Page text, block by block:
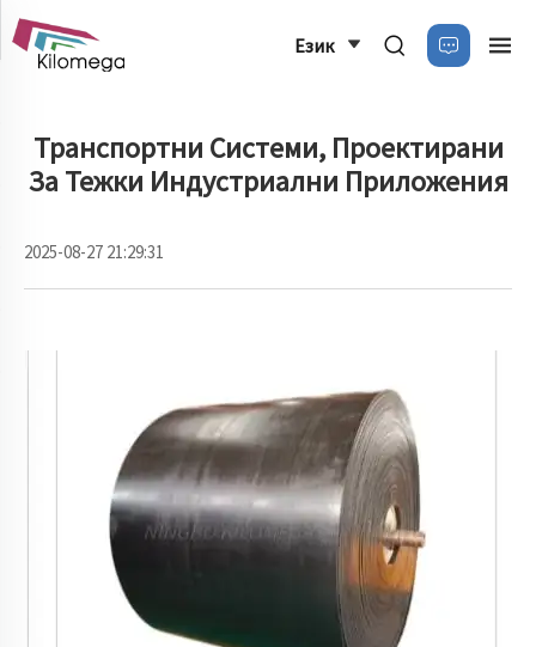
Език
Транспортни Системи, Проектирани
За Тежки Индустриални Приложения
2025-08-27 21:29:31